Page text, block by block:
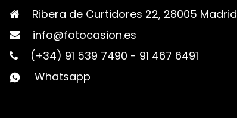
Ribera de Curtidores 22, 28005 Madrid
info@fotocasion.es
(+34) 91 539 7490 - 91 467 6491
Whatsapp